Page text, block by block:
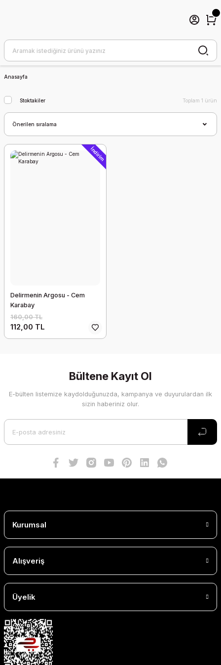
Anasayfa
Stoktakiler Toplam 1 ürün
İndirim
Delirmenin Argosu - Cem
Karabay
160,00 TL
112,00 TL
Bültene Kayıt Ol
E-bülten listemize kaydolduğunuzda, kampanya ve duyurulardan ilk
sizin haberiniz olur.
Kurumsal
Alışveriş
Üyelik